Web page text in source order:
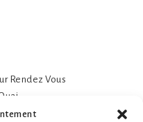
Rendez Vous